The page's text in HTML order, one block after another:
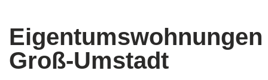
Eigentumswohnungen
Groß-Umstadt